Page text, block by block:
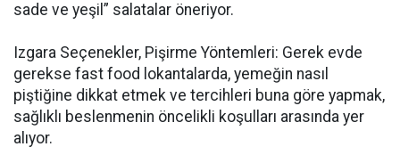
sade ve yeşil” salatalar öneriyor.
Izgara Seçenekler, Pişirme Yöntemleri: Gerek evde
gerekse fast food lokantalarda, yemeğin nasıl
piştiğine dikkat etmek ve tercihleri buna göre yapmak,
sağlıklı beslenmenin öncelikli koşulları arasında yer
alıyor.